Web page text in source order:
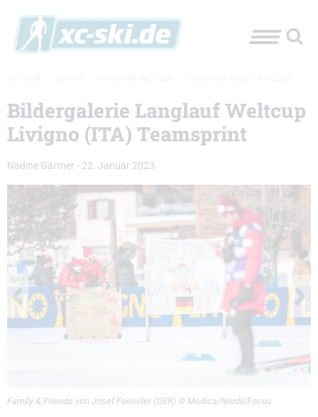
Bildergalerie Langlauf Weltcup
Livigno (ITA) Teamsprint
Nadine Gärtner - 22. Januar 2023
Family & Friends von Josef Faessler (GER) © Modica/NordicFocus